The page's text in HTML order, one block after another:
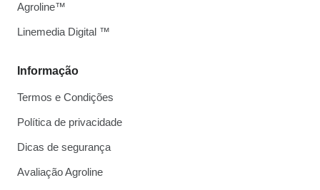
Informação
Termos e Condições
Política de privacidade
Dicas de segurança
Avaliação Agroline
Agroline™
Linemedia Digital ™